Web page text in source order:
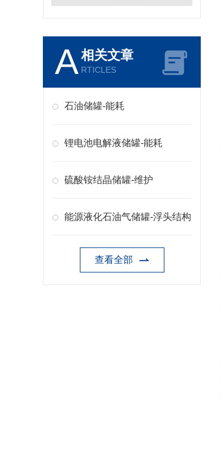
A相关文章
RTICLES
石油储罐-能耗
锂电池电解液储罐-能耗
硫酸铵结晶储罐-维护
能源液化石油气储罐-浮头结构
查看全部